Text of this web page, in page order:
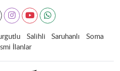
Salihli Saruhanlı
Soma
İlanlar